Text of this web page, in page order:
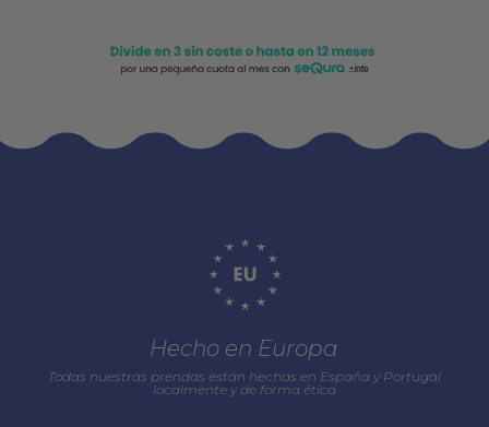
Hecho en Europa
Todas nuestras prendas están hechas en España y Portugal
localmente y de forma ética